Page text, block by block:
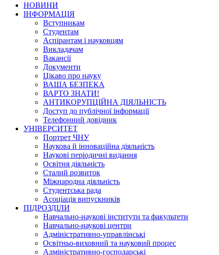
НОВИНИ
ІНФОРМАЦІЯ
Вступникам
Студентам
Аспірантам і науковцям
Викладачам
Вакансії
Документи
Цікаво про науку
ВАША БЕЗПЕКА
ВАРТО ЗНАТИ!
АНТИКОРУПЦІЙНА ДІЯЛЬНІСТЬ
Доступ до публічної інформації
Телефонний довідник
УНІВЕРСИТЕТ
Портрет ЧНУ
Наукова й інноваційна діяльність
Наукові періодичні видання
Освітня діяльність
Сталий розвиток
Міжнародна діяльність
Студентська рада
Асоціація випускників
ПІДРОЗДІЛИ
Навчально-наукові інститути та факультети
Навчально-наукові центри
Адміністративно-управлінські
Освітньо-виховний та науковий процес
Адміністративно-господарські